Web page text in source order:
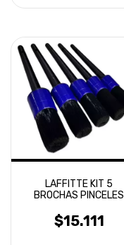
LAFFITTE KIT 5
BROCHAS PINCELES
DETAILING
$15.111